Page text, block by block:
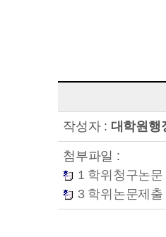
작성자 : 대학원행
첨부파일 :
1 학위청구논
3 학위논문제